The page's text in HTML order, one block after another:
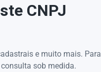
CNPJ
e muito mais. Para
sob medida.